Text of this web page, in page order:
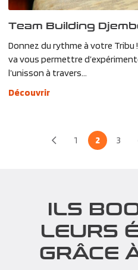
Team Building
Donnez du rythme à votre Tribu
va vous permettre
l’unisson à travers...
Découvrir
1 2 3
ILS
LEURS
GRÂCE